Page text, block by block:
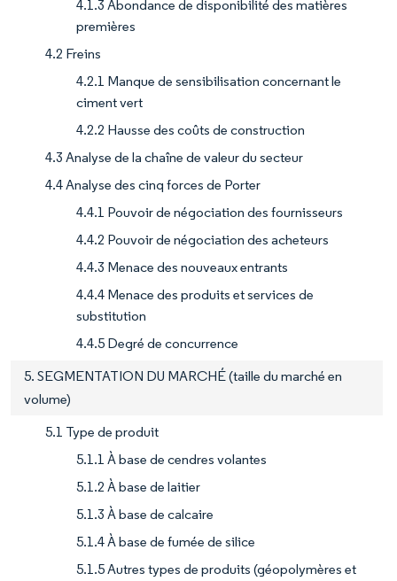
4.1.3 Abondance de disponibilité des matières
premières
4.2 Freins
4.2.1 Manque de sensibilisation concernant le
ciment vert
4.2.2 Hausse des coûts de construction
4.3 Analyse de la chaîne de valeur du secteur
4.4 Analyse des cinq forces de Porter
4.4.1 Pouvoir de négociation des fournisseurs
4.4.2 Pouvoir de négociation des acheteurs
4.4.3 Menace des nouveaux entrants
4.4.4 Menace des produits et services de
substitution
4.4.5 Degré de concurrence
5. SEGMENTATION DU MARCHÉ (taille du marché en
volume)
5.1 Type de produit
5.1.1 À base de cendres volantes
5.1.2 À base de laitier
5.1.3 À base de calcaire
5.1.4 À base de fumée de silice
5.1.5 Autres types de produits (géopolymères et